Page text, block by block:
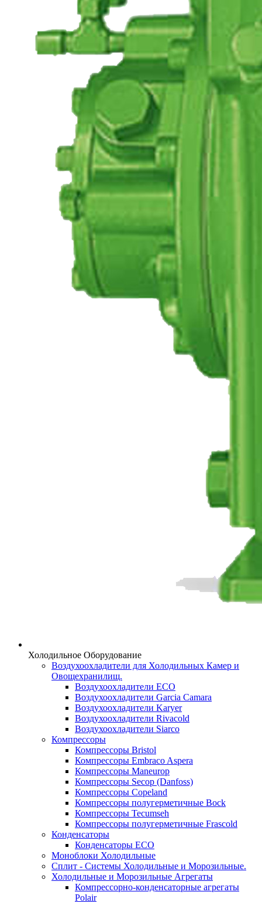
Холодильное Оборудование
Воздухоохладители для Холодильных Камер и
Овощехранилищ.
Воздухоохладители ECO
Воздухоохладители Garcia Camara
Воздухоохладители Karyer
Воздухоохладители Rivacold
Воздухоохладители Siarco
Компрессоры
Компрессоры Bristol
Компрессоры Embraco Aspera
Компрессоры Maneurop
Компрессоры Secop (Danfoss)
Компрессоры Copeland
Компрессоры полугерметичные Bock
Компрессоры Tecumseh
Компрессоры полугерметичные Frascold
Конденсаторы
Конденсаторы ECO
Моноблоки Холодильные
Сплит - Системы Холодильные и Морозильные.
Холодильные и Морозильные Агрегаты
Компрессорно-конденсаторные агрегаты
Polair